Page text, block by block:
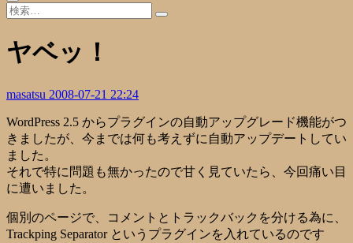
ヤベッ！
masatsu 2008-07-21 22:24
WordPress 2.5 からプラグインの自動アップグレード機能がつ
きましたが、今までは何も考えずに自動アップデートしてい
ました。
それで特に問題も無かったので甘く見ていたら、今回痛い目
に遭いました。
個別のページで、コメントとトラックバックを分ける為に、
Trackping Separator というプラグインを入れているのです